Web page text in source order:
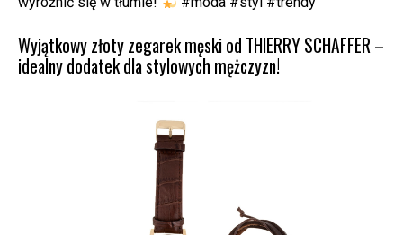
Wyjątkowy złoty zegarek męski od THIERRY SCHAFFER –
idealny dodatek dla stylowych mężczyzn!